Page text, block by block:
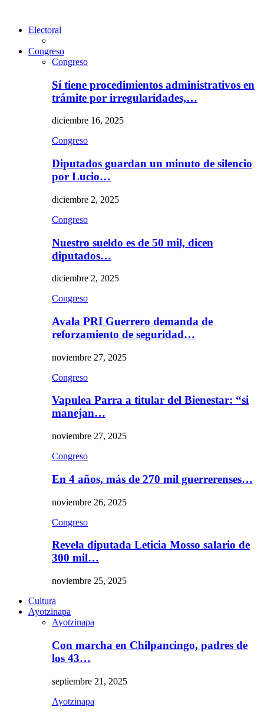
Electoral
Congreso
Congreso
Sí tiene procedimientos administrativos en
trámite por irregularidades,…
diciembre 16, 2025
Congreso
Diputados guardan un minuto de silencio
por Lucio…
diciembre 2, 2025
Congreso
Nuestro sueldo es de 50 mil, dicen
diputados…
diciembre 2, 2025
Congreso
Avala PRI Guerrero demanda de
reforzamiento de seguridad…
noviembre 27, 2025
Congreso
Vapulea Parra a titular del Bienestar: “si
manejan…
noviembre 27, 2025
Congreso
En 4 años, más de 270 mil guerrerenses…
noviembre 26, 2025
Congreso
Revela diputada Leticia Mosso salario de
300 mil…
noviembre 25, 2025
Cultura
Ayotzinapa
Ayotzinapa
Con marcha en Chilpancingo, padres de
los 43…
septiembre 21, 2025
Ayotzinapa